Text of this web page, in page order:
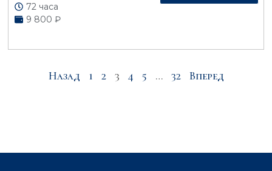
72 часа
9 800 ₽
Назад 1 2 3 4 5 … 32 Вперед